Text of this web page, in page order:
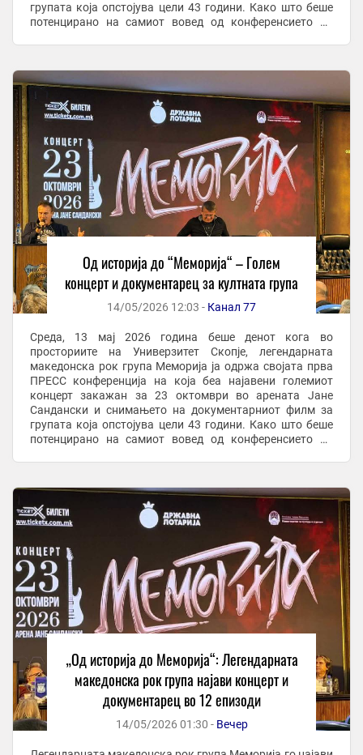
групата која опстојува цели 43 години. Како што беше
потенцирано на самиот вовед од конференсието на
Од историја до “Меморија“ – Голем
концерт и документарец за култната група
14/05/2026 12:03 - Канал 77
Среда, 13 мај 2026 година беше денот кога во
просториите на Универзитет Скопје, легендарната
македонска рок група Меморија ја одржа својата прва
ПРЕСС конференција на која беа најавени големиот
концерт закажан за 23 октомври во арената Јане
Сандански и снимањето на документарниот филм за
групата која опстојува цели 43 години. Како што беше
потенцирано на самиот вовед од конференсието на
„Од историја до Меморија“: Легендарната
македонска рок група најави концерт и
документарец во 12 епизоди
14/05/2026 01:30 - Вечер